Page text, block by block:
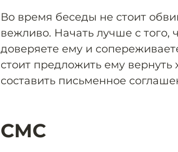
Во время беседы не стоит
вежливо. Начать лучше с того,
доверяете ему и
стоит предложить ему
составить письменное
СМС